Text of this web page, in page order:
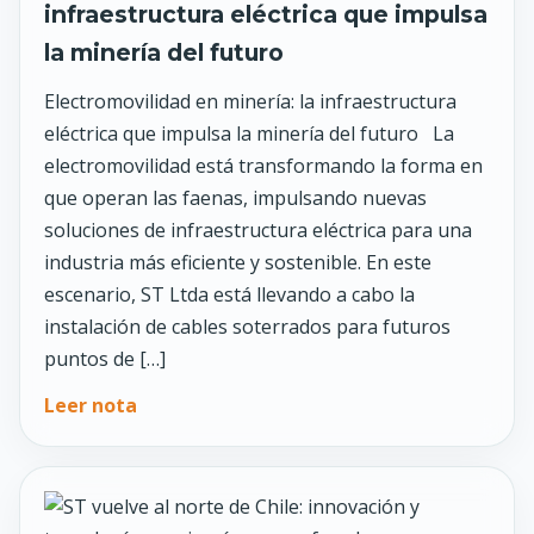
infraestructura eléctrica que impulsa
la minería del futuro
Electromovilidad en minería: la infraestructura
eléctrica que impulsa la minería del futuro La
electromovilidad está transformando la forma en
que operan las faenas, impulsando nuevas
soluciones de infraestructura eléctrica para una
industria más eficiente y sostenible. En este
escenario, ST Ltda está llevando a cabo la
instalación de cables soterrados para futuros
puntos de […]
Leer nota